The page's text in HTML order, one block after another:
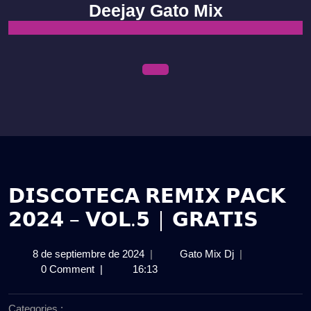
content
Deejay Gato Mix
𝗗𝗜𝗦𝗖𝗢𝗧𝗘𝗖𝗔 𝗥𝗘𝗠𝗜𝗫 𝗣𝗔𝗖𝗞
𝟮𝟬𝟮𝟰 – 𝗩𝗢𝗟.𝟱 | 𝗚𝗥𝗔𝗧𝗜𝗦
8 de septiembre de 20248
de
| Gato Mix Dj𝗗𝗜𝗦𝗖𝗢𝗧𝗘𝗖𝗔
|
0 Comment | 16:13
Categories :